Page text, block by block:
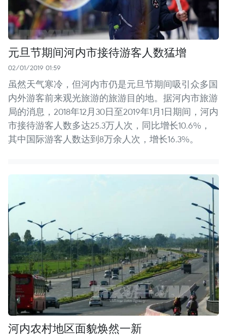
元旦节期间河内市接待游客人数猛增
02/01/2019 01:59
虽然天气寒冷，但河内市仍是元旦节期间吸引众多国
内外游客前来观光旅游的旅游目的地。据河内市旅游
局的消息，2018年12月30日至2019年1月1日期间，河内
市接待游客人数多达25.3万人次，同比增长10.6%，
其中国际游客人数达到8万余人次，增长16.3%。
河内农村地区面貌焕然一新